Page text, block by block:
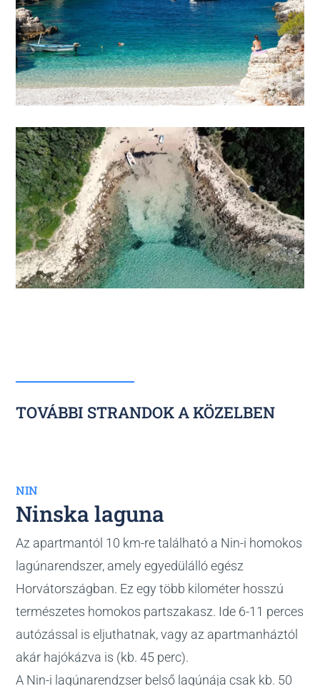
TOVÁBBI STRANDOK A KÖZELBEN
NIN
Ninska laguna
Az apartmantól 10 km-re található a Nin-i homokos
lagúnarendszer, amely egyedülálló egész
Horvátországban. Ez egy több kilométer hosszú
természetes homokos partszakasz. Ide 6-11 perces
autózással is eljuthatnak, vagy az apartmanháztól
akár hajókázva is (kb. 45 perc).
A Nin-i lagúnarendzser belső lagúnája csak kb. 50